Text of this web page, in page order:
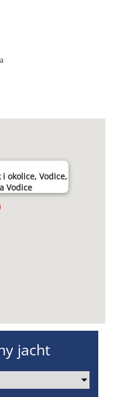
okolice, Vodice,
Vodice